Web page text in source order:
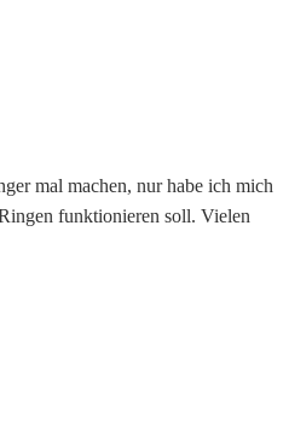
mal machen, nur habe ich mich
funktionieren soll. Vielen